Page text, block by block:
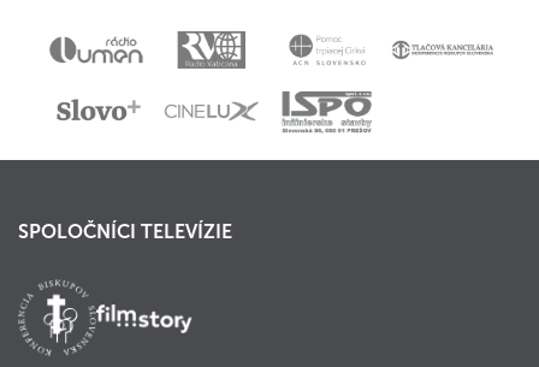
SPOLOČNÍCI TELEVÍZIE